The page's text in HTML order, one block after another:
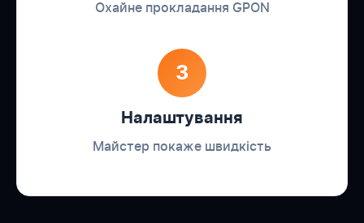
Охайне прокладання GPON
3
Налаштування
Майстер покаже швидкість